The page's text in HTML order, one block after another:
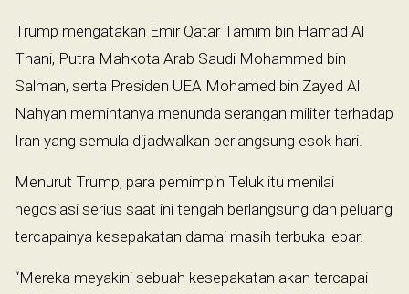
Trump mengatakan Emir Qatar Tamim bin Hamad Al
Thani, Putra Mahkota Arab Saudi Mohammed bin
Salman, serta Presiden UEA Mohamed bin Zayed Al
Nahyan memintanya menunda serangan militer terhadap
Iran yang semula dijadwalkan berlangsung esok hari.
Menurut Trump, para pemimpin Teluk itu menilai
negosiasi serius saat ini tengah berlangsung dan peluang
tercapainya kesepakatan damai masih terbuka lebar.
“Mereka meyakini sebuah kesepakatan akan tercapai